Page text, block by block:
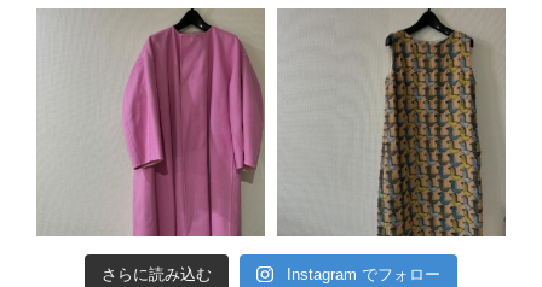
さらに読み込む Instagram でフォロー